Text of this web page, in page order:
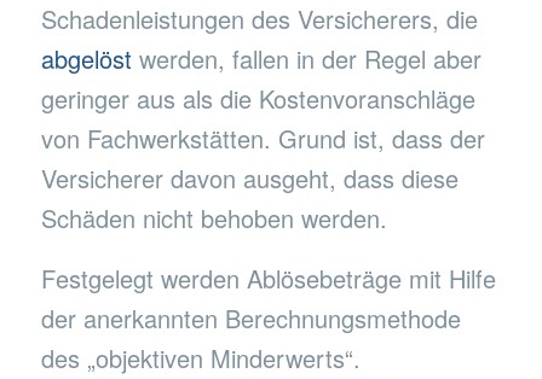
Schadenleistungen des Versicherers, die
abgelöst werden, fallen in der Regel aber
geringer aus als die Kostenvoranschläge
von Fachwerkstätten. Grund ist, dass der
Versicherer davon ausgeht, dass diese
Schäden nicht behoben werden.
Festgelegt werden Ablösebeträge mit Hilfe
der anerkannten Berechnungsmethode
des „objektiven Minderwerts“.